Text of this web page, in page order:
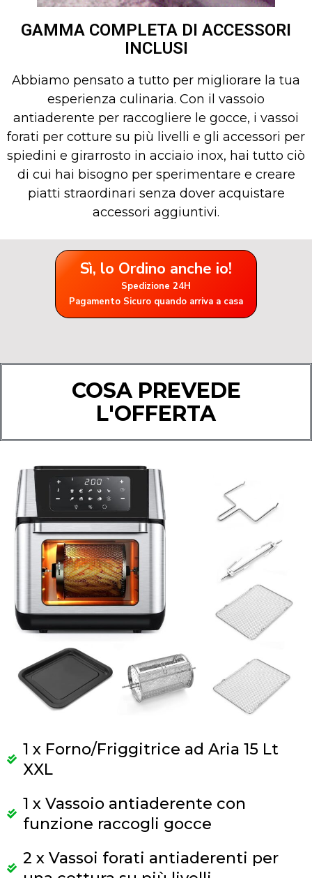
GAMMA COMPLETA DI ACCESSORI
INCLUSI
Abbiamo pensato a tutto per migliorare la tua
esperienza culinaria. Con il vassoio
antiaderente per raccogliere le gocce, i vassoi
forati per cotture su più livelli e gli accessori per
spiedini e girarrosto in acciaio inox, hai tutto ciò
di cui hai bisogno per sperimentare e creare
piatti straordinari senza dover acquistare
accessori aggiuntivi.
Sì, lo Ordino anche io!
Spedizione 24H
Pagamento Sicuro quando arriva a casa
COSA PREVEDE
L'OFFERTA
1 x Forno/Friggitrice ad Aria 15 Lt
XXL
1 x Vassoio antiaderente con
funzione raccogli gocce
2 x Vassoi forati antiaderenti per